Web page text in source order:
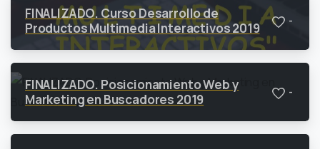
FINALIZADO. Curso Desarrollo de
Productos Multimedia Interactivos 2019
-
FINALIZADO. Posicionamiento Web y
Marketing en Buscadores 2019
-